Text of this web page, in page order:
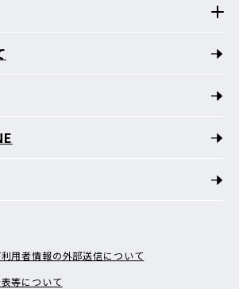
用者情報の外部送信について
等について